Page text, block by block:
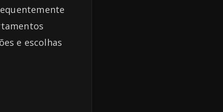
e escolhas